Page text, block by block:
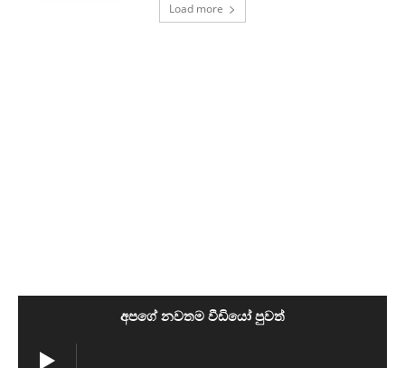
Load more
අපගේ නවතම වීඩියෝ පුවත්